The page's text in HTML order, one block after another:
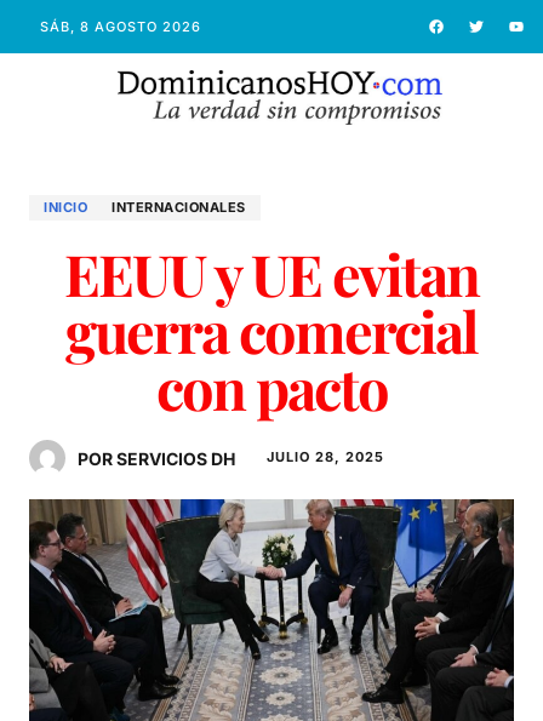
SÁB, 8 AGOSTO 2026
INICIO INTERNACIONALES
EEUU y UE evitan
guerra comercial
con pacto
POR SERVICIOS DH JULIO 28, 2025